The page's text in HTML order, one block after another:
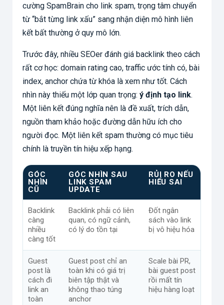
cường SpamBrain cho link spam, trọng tâm chuyển
từ “bắt từng link xấu” sang nhận diện mô hình liên
kết bất thường ở quy mô lớn.
Trước đây, nhiều SEOer đánh giá backlink theo cách
rất cơ học: domain rating cao, traffic ước tính có, bài
index, anchor chứa từ khóa là xem như tốt. Cách
nhìn này thiếu một lớp quan trọng: ý định tạo link.
Một liên kết đúng nghĩa nên là đề xuất, trích dẫn,
nguồn tham khảo hoặc đường dẫn hữu ích cho
người đọc. Một liên kết spam thường có mục tiêu
chính là truyền tín hiệu xếp hạng.
GÓC
NHÌN
CŨ
GÓC NHÌN SAU
LINK SPAM
UPDATE
RỦI RO NẾU
HIỂU SAI
Backlink
càng
nhiều
càng tốt
Backlink phải có liên
quan, có ngữ cảnh,
có lý do tồn tại
Đốt ngân
sách vào link
bị vô hiệu hóa
Guest
post là
cách đi
link an
toàn
Guest post chỉ an
toàn khi có giá trị
biên tập thật và
không thao túng
anchor
Scale bài PR,
bài guest post
rồi mất tín
hiệu hàng loạt